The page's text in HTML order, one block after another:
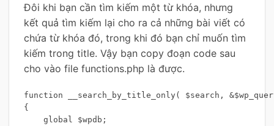
Đôi khi bạn cần tìm kiếm một từ khóa, nhưng
kết quả tìm kiếm lại cho ra cả những bài viết có
chứa từ khóa đó, trong khi đó bạn chỉ muốn tìm
kiếm trong title. Vậy bạn copy đoạn code sau
cho vào file functions.php là được.
function __search_by_title_only( $search,
{
    global $wpdb;